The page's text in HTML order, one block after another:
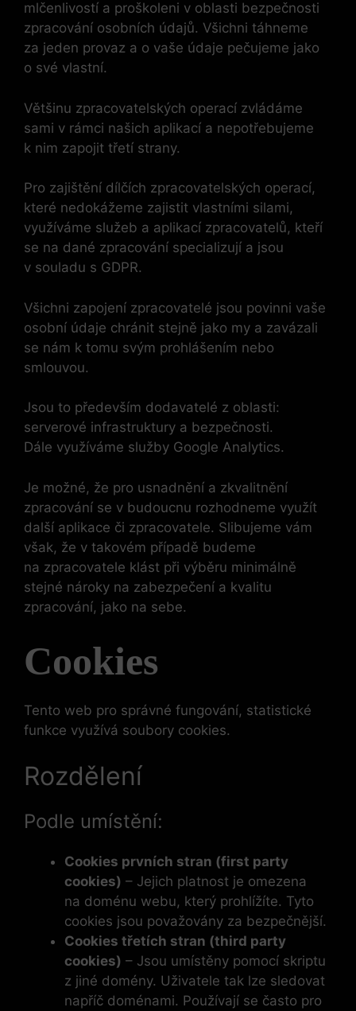
mlčenlivostí a proškoleni v oblasti bezpečnosti
zpracování osobních údajů. Všichni táhneme
za jeden provaz a o vaše údaje pečujeme jako
o své vlastní.
Většinu zpracovatelských operací zvládáme
sami v rámci našich aplikací a nepotřebujeme
k nim zapojit třetí strany.
Pro zajištění dílčích zpracovatelských operací,
které nedokážeme zajistit vlastními silami,
využíváme služeb a aplikací zpracovatelů, kteří
se na dané zpracování specializují a jsou
v souladu s GDPR.
Všichni zapojení zpracovatelé jsou povinni vaše
osobní údaje chránit stejně jako my a zavázali
se nám k tomu svým prohlášením nebo
smlouvou.
Jsou to především dodavatelé z oblasti:
serverové infrastruktury a bezpečnosti.
Dále využíváme služby Google Analytics.
Je možné, že pro usnadnění a zkvalitnění
zpracování se v budoucnu rozhodneme využít
další aplikace či zpracovatele. Slibujeme vám
však, že v takovém případě budeme
na zpracovatele klást při výběru minimálně
stejné nároky na zabezpečení a kvalitu
zpracování, jako na sebe.
Cookies
Tento web pro správné fungování, statistické
funkce využívá soubory cookies.
Rozdělení
Podle umístění:
Cookies prvních stran (first party
cookies) – Jejich platnost je omezena
na doménu webu, který prohlížíte. Tyto
cookies jsou považovány za bezpečnější.
Cookies třetích stran (third party
cookies) – Jsou umístěny pomocí skriptu
z jiné domény. Uživatele tak lze sledovat
napříč doménami. Používají se často pro